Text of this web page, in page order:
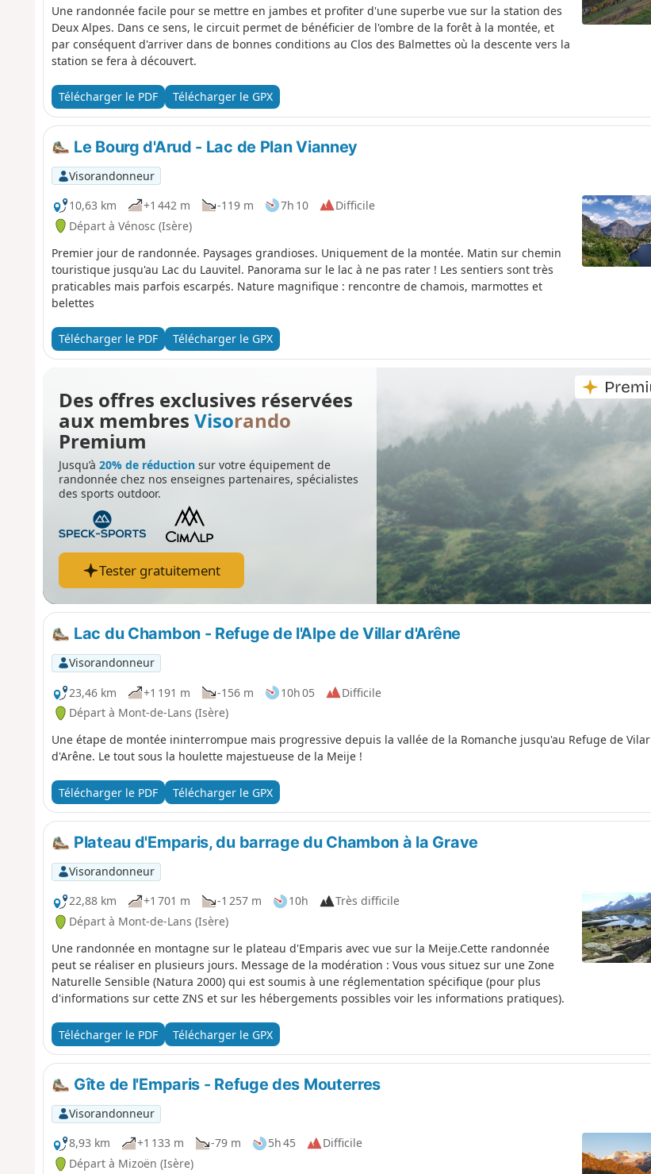
Une randonnée facile pour se mettre en jambes et profiter d'une superbe vue sur la station des
Deux Alpes. Dans ce sens, le circuit permet de bénéficier de l'ombre de la forêt à la montée, et
par conséquent d'arriver dans de bonnes conditions au Clos des Balmettes où la descente vers la
station se fera à découvert.
Télécharger le PDF Télécharger le GPX
Le Bourg d'Arud - Lac de Plan Vianney
Visorandonneur
10,63 km
+1 442 m -119 m 7h 10
Difficile
Départ à Vénosc (Isère)
Premier jour de randonnée. Paysages grandioses. Uniquement de la montée. Matin sur chemin
touristique jusqu'au Lac du Lauvitel. Panorama sur le lac à ne pas rater ! Les sentiers sont très
praticables mais parfois escarpés. Nature magnifique : rencontre de chamois, marmottes et
belettes
Télécharger le PDF Télécharger le GPX
Des offres exclusives réservées
aux membres Visorando
Premium
Jusqu’à 20% de réductionsur votre équipement de
randonnée chez nos enseignes partenaires, spécialistes
des sports outdoor.
Tester gratuitement
Lac du Chambon - Refuge de l'Alpe de Villar d'Arêne
Visorandonneur
23,46 km
+1 191 m -156 m 10h 05
Difficile
Départ à Mont-de-Lans (Isère)
Une étape de montée ininterrompue mais progressive depuis la vallée de la Romanche jusqu'au Refuge de Vilar
d'Arêne. Le tout sous la houlette majestueuse de la Meije !
Télécharger le PDF Télécharger le GPX
Plateau d'Emparis, du barrage du Chambon à la Grave
Visorandonneur
22,88 km
+1 701 m -1 257 m 10h
Très difficile
Départ à Mont-de-Lans (Isère)
Une randonnée en montagne sur le plateau d'Emparis avec vue sur la Meije.Cette randonnée
peut se réaliser en plusieurs jours. Message de la modération : Vous vous situez sur une Zone
Naturelle Sensible (Natura 2000) qui est soumis à une réglementation spécifique (pour plus
d'informations sur cette ZNS et sur les hébergements possibles voir les informations pratiques).
Télécharger le PDF Télécharger le GPX
Gîte de l'Emparis - Refuge des Mouterres
Visorandonneur
8,93 km
+1 133 m -79 m 5h 45
Difficile
Départ à Mizoën (Isère)